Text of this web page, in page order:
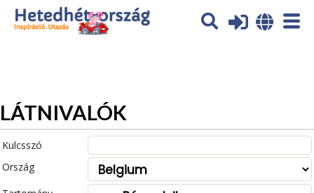
Az oldal sütiket (cookies) használ. További tájékoztatás itt:
Adatvédelmi tájékoztató
LÁTNIVALÓK
Kulcsszó
Ország